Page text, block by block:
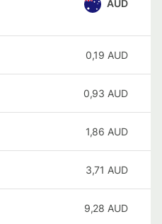
AUD
0,19 AUD
0,93 AUD
1,86 AUD
3,71 AUD
9,28 AUD